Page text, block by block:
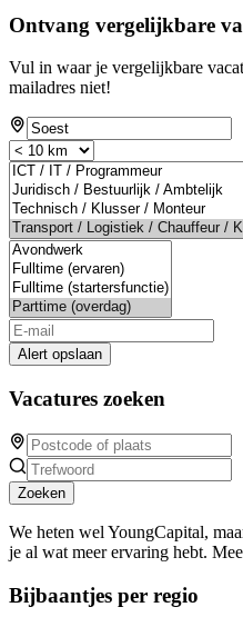
Ontvang vergelijkbare
Vul in waar je vergelijkbare
mailadres niet!
Alert opslaan
Vacatures zoeken
Zoeken
We heten wel YoungCapital,
je al wat meer ervaring hebt.
Bijbaantjes per regio